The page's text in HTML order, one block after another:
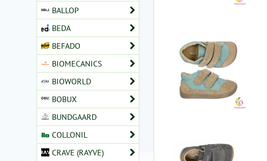
BALLOP
BEDA
BEFADO
BIOMECANICS
BIOWORLD
BOBUX
BUNDGAARD
COLLONIL
CRAVE (RAYVE)